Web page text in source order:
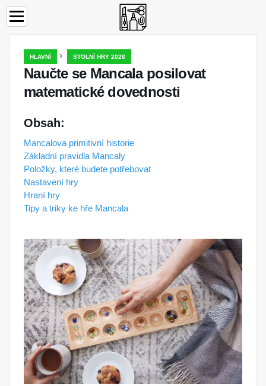
HLAVNÍ › STOLNÍ HRY 2026
Naučte se Mancala posilovat
matematické dovednosti
Obsah:
Mancalova primitivní historie
Základní pravidla Mancaly
Položky, které budete potřebovat
Nastavení hry
Hraní hry
Tipy a triky ke hře Mancala